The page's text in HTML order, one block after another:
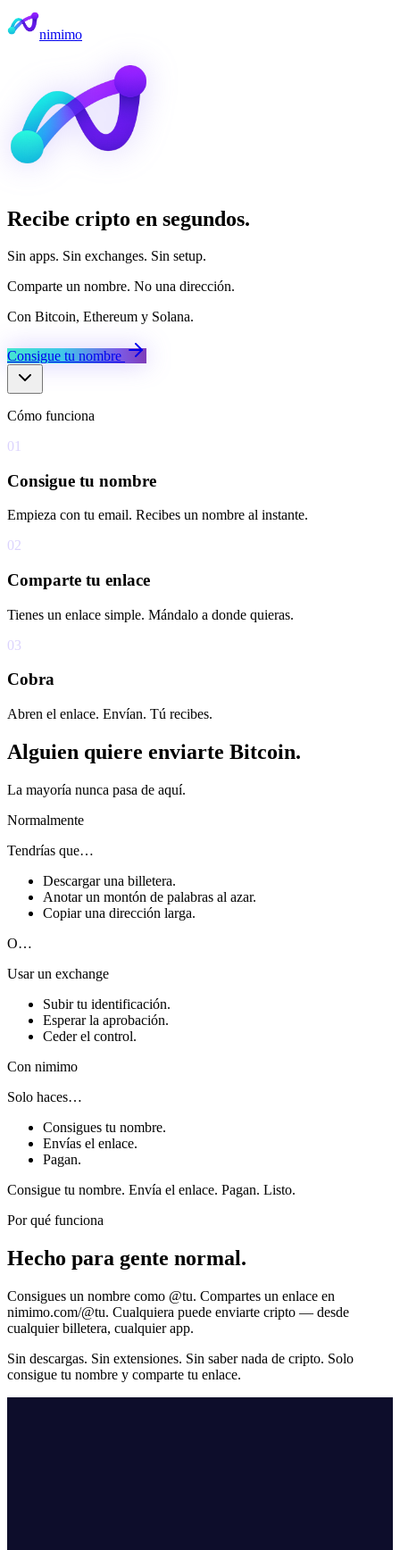
nimimo
Recibe cripto en segundos.
Sin apps. Sin exchanges. Sin setup.
Comparte un nombre. No una dirección.
Con Bitcoin, Ethereum y Solana.
Consigue tu nombre
Cómo funciona
01
Consigue tu nombre
Empieza con tu email. Recibes un nombre al instante.
02
Comparte tu enlace
Tienes un enlace simple. Mándalo a donde quieras.
03
Cobra
Abren el enlace. Envían. Tú recibes.
Alguien quiere enviarte Bitcoin.
La mayoría nunca pasa de aquí.
Normalmente
Tendrías que…
Descargar una billetera.
Anotar un montón de palabras al azar.
Copiar una dirección larga.
O…
Usar un exchange
Subir tu identificación.
Esperar la aprobación.
Ceder el control.
Con nimimo
Solo haces…
Consigues tu nombre.
Envías el enlace.
Pagan.
Consigue tu nombre. Envía el enlace. Pagan. Listo.
Por qué funciona
Hecho para gente normal.
Consigues un nombre como @tu. Compartes un enlace en
nimimo.com/@tu. Cualquiera puede enviarte cripto — desde
cualquier billetera, cualquier app.
Sin descargas. Sin extensiones. Sin saber nada de cripto. Solo
consigue tu nombre y comparte tu enlace.